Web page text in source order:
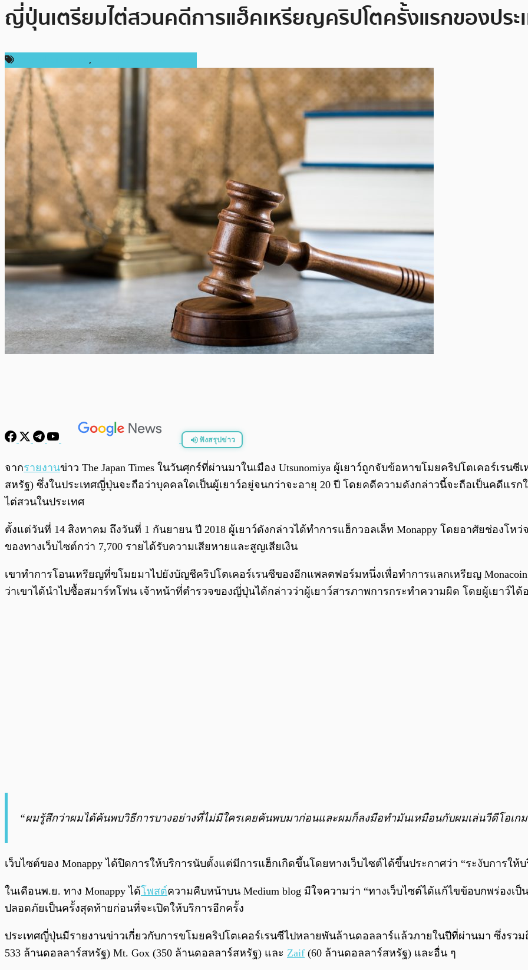
ญี่ปุ่นเตรียมไต่สวนคดีการแฮ็คเหรียญคริปโตครั้งแรกของประ
,
ฟังสรุปข่าว
จากรายงานข่าว The Japan Times ในวันศุกร์ที่ผ่านมาในเมือง Utsunomiya ผู้เยาว์ถูกจับข้อหาขโมยคริปโตเคอร์เรน
สหรัฐ) ซึ่งในประเทศญี่ปุ่นจะถือว่าบุคคลใดเป็นผู้เยาว์อยู่จนกว่าจะอายุ 20 ปี โดยคดีความดังกล่าวนี้จะถือเป็นคดีแร
ไต่สวนในประเทศ
ตั้งแต่วันที่ 14 สิงหาคม ถึงวันที่ 1 กันยายน ปี 2018 ผู้เยาว์ดังกล่าวได้ทำการแฮ็กวอลเล็ท Monappy โดยอาศัยช่องโห
ของทางเว็บไซต์กว่า 7,700 รายได้รับความเสียหายและสูญเสียเงิน
เขาทำการโอนเหรียญที่ขโมยมาไปยังบัญชีคริปโตเคอร์เรนซีของอีกแพลตฟอร์มหนึ่งเพื่อทำการแลกเหรียญ
ว่าเขาได้นำไปซื้อสมาร์ทโฟน เจ้าหน้าที่ตำรวจของญี่ปุ่นได้กล่าวว่าผู้เยาว์สารภาพการกระทำความผิด โดยผู้เยาว์ได้
“ผมรู้สึกว่าผมได้ค้นพบวิธีการบางอย่างที่ไม่มีใครเคยค้นพบมาก่อนและผมก็ลงมือทำมันเหมือนกับผมเล่นวีดีโอเก
เว็บไซต์ของ Monappy ได้ปิดการให้บริการนับตั้งแต่มีการแฮ็กเกิดขึ้นโดยทางเว็บไซต์ได้ขึ้นประกาศว่า “ระงับการใ
ในเดือนพ.ย. ทาง Monappy ได้โพสต์ความคืบหน้าบน Medium blog มีใจความว่า “ทางเว็บไซต์ได้แก้ไขข้อบกพร่องเ
ปลอดภัยเป็นครั้งสุดท้ายก่อนที่จะเปิดให้บริการอีกครั้ง
ประเทศญี่ปุ่นมีรายงานข่าวเกี่ยวกับการขโมยคริปโตเคอร์เรนซีไปหลายพันล้านดอลลาร์แล้วภายในปีที่ผ่านมา ซึ่งร
533 ล้านดอลลาร์สหรัฐ) Mt. Gox (350 ล้านดอลลาร์สหรัฐ) และ Zaif (60 ล้านดอลลาร์สหรัฐ) และอื่น ๆ